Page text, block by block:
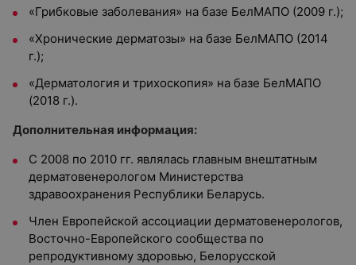
«Грибковые заболевания» на базе БелМАПО (2009 г.);
«Хронические дерматозы» на базе БелМАПО (2014
г.);
«Дерматология и трихоскопия» на базе БелМАПО
(2018 г.).
Дополнительная информация:
С 2008 по 2010 гг. являлась главным внештатным
дерматовенерологом Министерства
здравоохранения Республики Беларусь.
Член Европейской ассоциации дерматовенерологов,
Восточно-Европейского сообщества по
репродуктивному здоровью, Белорусской